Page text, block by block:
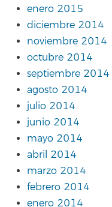
enero 2015
diciembre 2014
noviembre 2014
octubre 2014
septiembre 2014
agosto 2014
julio 2014
junio 2014
mayo 2014
abril 2014
marzo 2014
febrero 2014
enero 2014